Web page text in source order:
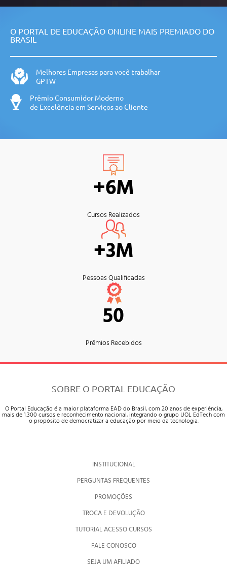
Reuniões de diferentes modalidades
Comportamento em reuniões sociais.
O PORTAL DE EDUCAÇÃO ONLINE MAIS PREMIADO DO
BRASIL
Melhores Empresas para você trabalhar
GPTW
Prêmio Consumidor Moderno
de Excelência em Serviços ao Cliente
+6M
Cursos Realizados
+3M
Pessoas Qualificadas
50
Prêmios Recebidos
SOBRE O PORTAL EDUCAÇÃO
O Portal Educação é a maior plataforma EAD do Brasil, com 20 anos de experiência,
mais de 1.300 cursos e reconhecimento nacional, integrando o grupo UOL EdTech com
o propósito de democratizar a educação por meio da tecnologia.
INSTITUCIONAL
PERGUNTAS FREQUENTES
PROMOÇÕES
TROCA E DEVOLUÇÃO
TUTORIAL ACESSO CURSOS
FALE CONOSCO
SEJA UM AFILIADO